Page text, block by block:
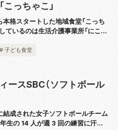
こっちゃこ」
格スタートした地域食堂「こっち
ているのは生活介護事業所「にこっ
がい福祉サービスを提供しているの
# 子ども食堂
ースSBC（ソフトボール
結成された女子ソフトボールチーム
年生の 14 人が週 3 回の練習に汗を